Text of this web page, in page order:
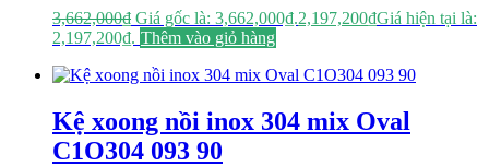
3,662,000₫ Giá gốc là: 3,662,000₫.2,197,200₫Giá hiện tại là:
2,197,200₫. Thêm vào giỏ hàng
Kệ xoong nồi inox 304 mix Oval
C1O304 093 90